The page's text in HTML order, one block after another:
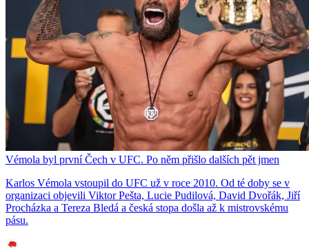
Vémola byl první Čech v UFC. Po něm přišlo dalších pět jmen
Karlos Vémola vstoupil do UFC už v roce 2010. Od té doby se v
organizaci objevili Viktor Pešta, Lucie Pudilová, David Dvořák, Jiří
Procházka a Tereza Bledá a česká stopa došla až k mistrovskému
pásu.